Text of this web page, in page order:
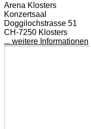
Arena Klosters
Konzertsaal
Doggilochstrasse 51
CH-7250 Klosters
... weitere Informationen